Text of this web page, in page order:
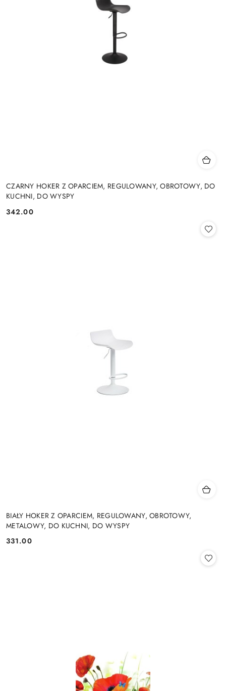
CZARNY HOKER Z OPARCIEM, REGULOWANY, OBROTOWY, DO
KUCHNI, DO WYSPY
Cena:
342.00
BIAŁY HOKER Z OPARCIEM, REGULOWANY, OBROTOWY,
METALOWY, DO KUCHNI, DO WYSPY
Cena:
331.00